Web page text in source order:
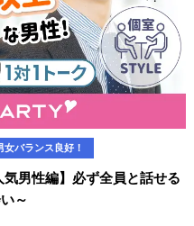
女バランス良好！
気男性編】必ず全員と話せる
～